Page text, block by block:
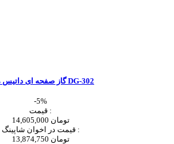
گاز صفحه ای داتیس مدل DG-302
-5%
قیمت :
14,605,000 تومان
قیمت در اخوان شاپینگ :
13,874,750 تومان